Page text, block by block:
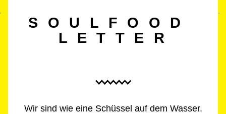
S O U L F O O D
L E T T E R
Wir sind wie eine Schüssel auf dem Wasser.